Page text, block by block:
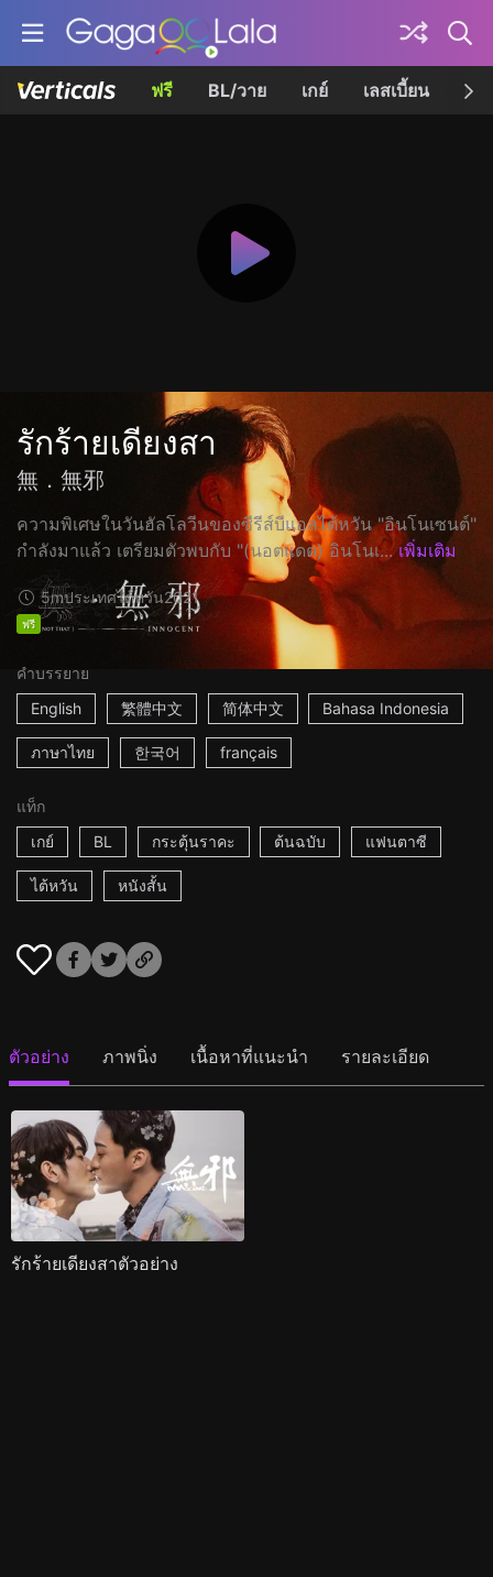
ฟรี BL/วาย เกย์ เลสเบี้ยน เค
รักร้ายเดียงสา
無．無邪
ความพิเศษในวันฮัลโลวีนของซีรีส์บีแอลไต้หวัน "อินโนเซนต์"
กำลังมาแล้ว เตรียมตัวพบกับ "(นอตแดต) อินโนเ... เพิ่มเติม
5mประเทศไต้หวัน2021
ฟรี
คำบรรยาย
English
繁體中文 简体中文 Bahasa Indonesia
ภาษาไทย 한국어 français
แท็ก
เกย์
BL กระตุ้นราคะ ต้นฉบับ แฟนตาซี
ไต้หวัน หนังสั้น
ตัวอย่าง ภาพนิ่ง เนื้อหาที่แนะนำ รายละเอียด
รักร้ายเดียงสาตัวอย่าง